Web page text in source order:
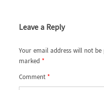
Leave a Reply
Your email address will not be
marked*
Comment*